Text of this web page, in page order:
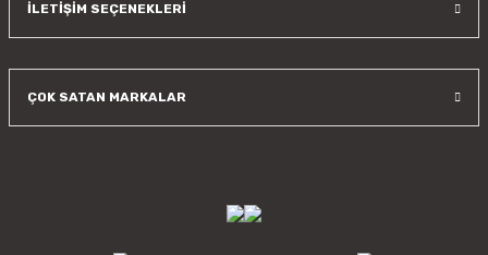
İLETİŞİM SEÇENEKLERİ
ÇOK SATAN MARKALAR